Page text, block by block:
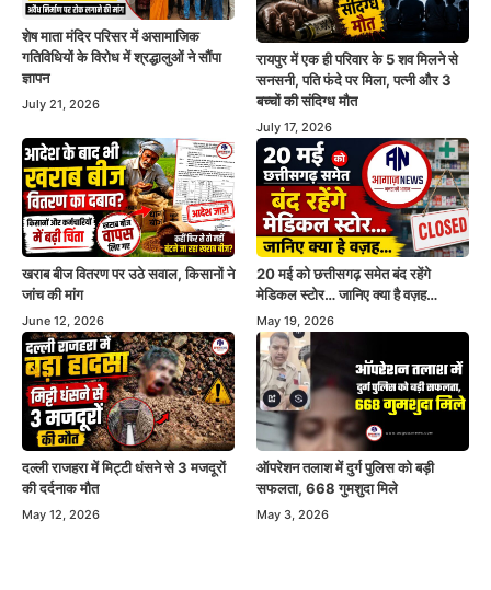
शेष माता मंदिर परिसर में असामाजिक
गतिविधियों के विरोध में श्रद्धालुओं ने सौंपा
ज्ञापन
July 21, 2026
रायपुर में एक ही परिवार के 5 शव मिलने से
सनसनी, पति फंदे पर मिला, पत्नी और 3
बच्चों की संदिग्ध मौत
July 17, 2026
खराब बीज वितरण पर उठे सवाल, किसानों ने
जांच की मांग
June 12, 2026
20 मई को छत्तीसगढ़ समेत बंद रहेंगे
मेडिकल स्टोर… जानिए क्या है वज़ह…
May 19, 2026
दल्ली राजहरा में मिट्टी धंसने से 3 मजदूरों
की दर्दनाक मौत
May 12, 2026
ऑपरेशन तलाश में दुर्ग पुलिस को बड़ी
सफलता, 668 गुमशुदा मिले
May 3, 2026